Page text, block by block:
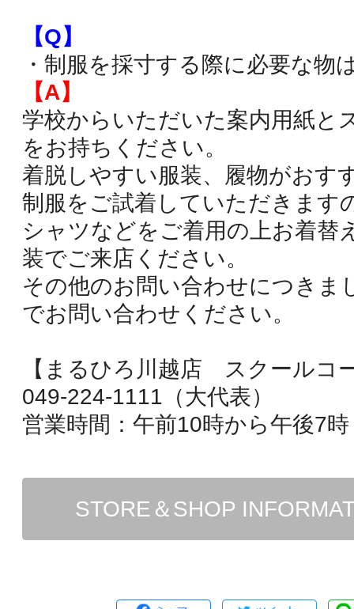
【Q】
・制服を採寸する際に必要な物
【A】
学校からいただいた案内用紙と
をお持ちください。
着脱しやすい服装、履物がおす
制服をご試着していただきます
シャツなどをご着用の上お着替
装でご来店ください。
その他のお問い合わせにつきま
でお問い合わせください。
【まるひろ川越店 スクールコ
049-224-1111（大代表）
営業時間：午前10時から午後7時
STORE＆SHOP